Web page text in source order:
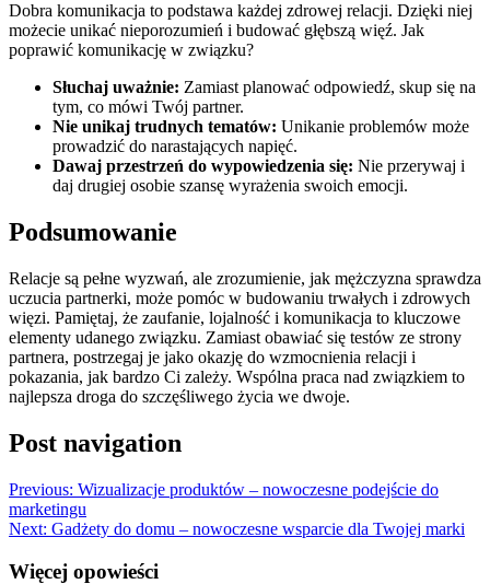
Dobra komunikacja to podstawa każdej zdrowej relacji. Dzięki niej
możecie unikać nieporozumień i budować głębszą więź. Jak
poprawić komunikację w związku?
Słuchaj uważnie: Zamiast planować odpowiedź, skup się na
tym, co mówi Twój partner.
Nie unikaj trudnych tematów: Unikanie problemów może
prowadzić do narastających napięć.
Dawaj przestrzeń do wypowiedzenia się: Nie przerywaj i
daj drugiej osobie szansę wyrażenia swoich emocji.
Podsumowanie
Relacje są pełne wyzwań, ale zrozumienie, jak mężczyzna sprawdza
uczucia partnerki, może pomóc w budowaniu trwałych i zdrowych
więzi. Pamiętaj, że zaufanie, lojalność i komunikacja to kluczowe
elementy udanego związku. Zamiast obawiać się testów ze strony
partnera, postrzegaj je jako okazję do wzmocnienia relacji i
pokazania, jak bardzo Ci zależy. Wspólna praca nad związkiem to
najlepsza droga do szczęśliwego życia we dwoje.
Post navigation
Previous: Wizualizacje produktów – nowoczesne podejście do
marketingu
Next: Gadżety do domu – nowoczesne wsparcie dla Twojej marki
Więcej opowieści